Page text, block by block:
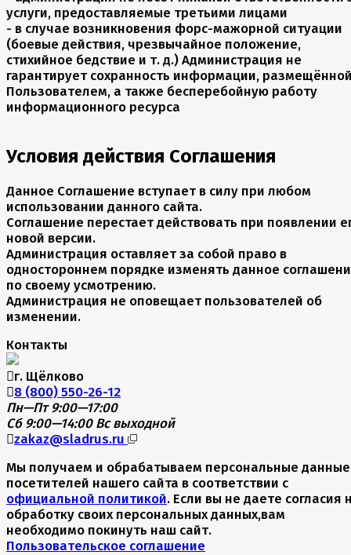
услуги, предоставляемые третьими лицами
- в случае возникновения форс-мажорной ситуации
(боевые действия, чрезвычайное положение,
стихийное бедствие и т. д.) Администрация не
гарантирует сохранность информации,
Пользователем, а также бесперебойную работу
информационного ресурса
Условия действия Соглашения
Данное Соглашение вступает в силу при любом
использовании данного сайта.
Соглашение перестает действовать при появлении
новой версии.
Администрация оставляет за собой право в
одностороннем порядке изменять данное
по своему усмотрению.
Администрация не оповещает пользователей об
изменении.
Контакты
г. Щёлково
8 (800) 550-26-12
Пн—Пт 9:00—17:00
Сб 9:00—14:00 Вс выходной
zakaz@sladrus.ru
Мы получаем и обрабатываем персональные данные
посетителей нашего сайта в соответствии с
официальной политикой. Если вы не даете согласия
обработку своих персональных данных,вам
необходимо покинуть наш сайт.
Пользовательское соглашение